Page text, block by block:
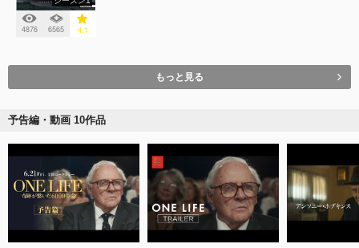
4876 6565 4.1
もっと見る
予告編・動画 10作品